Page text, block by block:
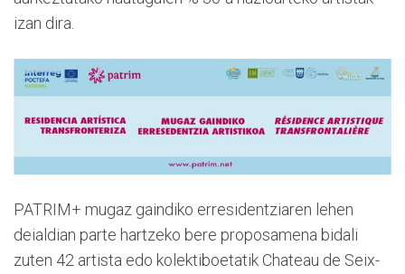
izan dira.
PATRIM+ mugaz gaindiko erresidentziaren lehen
deialdian parte hartzeko bere proposamena bidali
zuten 42 artista edo kolektiboetatik Chateau de Seix-